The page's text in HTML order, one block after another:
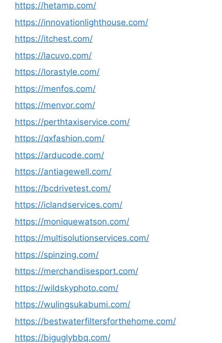
https://hetamp.com/
https://innovationlighthouse.com/
https://itchest.com/
https://lacuvo.com/
https://lorastyle.com/
https://menfos.com/
https://menvor.com/
https://perthtaxiservice.com/
https://qxfashion.com/
https://arducode.com/
https://antiagewell.com/
https://bcdrivetest.com/
https://iclandservices.com/
https://moniquewatson.com/
https://multisolutionservices.com/
https://spinzing.com/
https://merchandisesport.com/
https://wildskyphoto.com/
https://wulingsukabumi.com/
https://bestwaterfiltersforthehome.com/
https://biguglybbq.com/